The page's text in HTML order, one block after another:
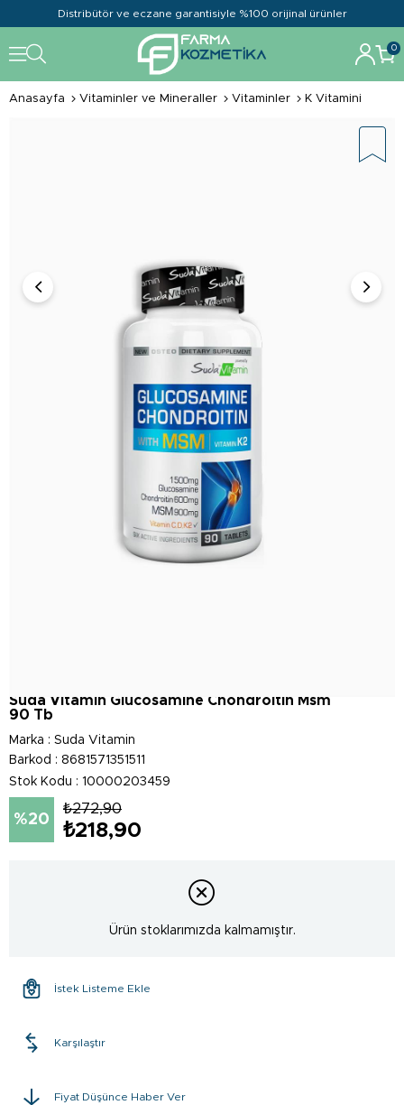
Distribütör ve eczane garantisiyle %100 orijinal ürünler
0
Anasayfa Vitaminler ve Mineraller Vitaminler K Vitamini
Suda Vitamin Glucosamine Chondroitin Msm
90 Tb
Marka : Suda Vitamin
Barkod : 8681571351511
Stok Kodu
10000203459
20
₺272,90
₺218,90
Ürün stoklarımızda kalmamıştır.
İstek Listeme Ekle
Karşılaştır
Fiyat Düşünce Haber Ver